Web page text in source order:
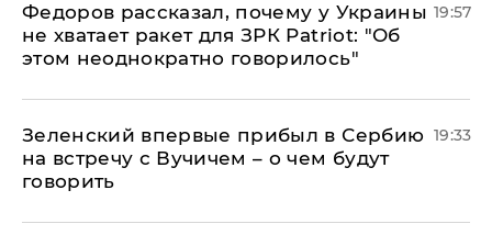
Федоров рассказал, почему у Украины
не хватает ракет для ЗРК Patriot: "Об
этом неоднократно говорилось"
19:57
Зеленский впервые прибыл в Сербию
на встречу с Вучичем – о чем будут
говорить
19:33